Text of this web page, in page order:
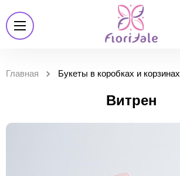
Главная Букеты в коробках и корзинах
Витрен